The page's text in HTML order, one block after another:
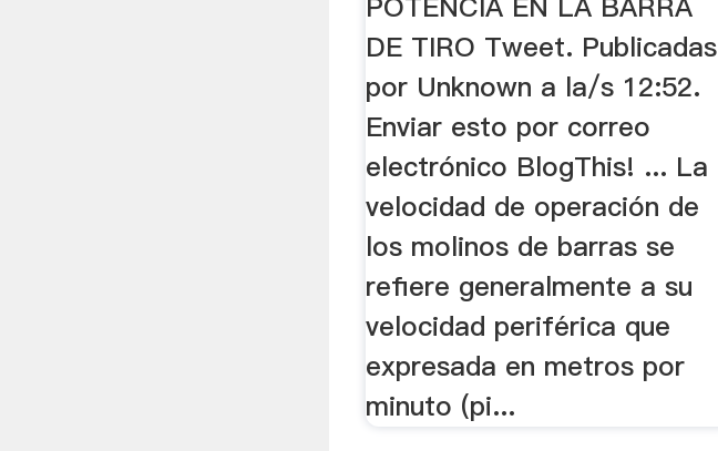
DE TIRO Tweet. Publicadas
por Unknown a la/s 12:52.
Enviar esto por correo
electrónico BlogThis! ... La
velocidad de operación de
los molinos de barras se
refiere generalmente a su
velocidad periférica que
expresada en metros por
minuto (pi...